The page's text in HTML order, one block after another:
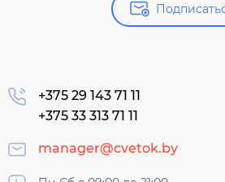
+375 29 143 71 11
+375 33 313 71 11
manager@cvetok.by